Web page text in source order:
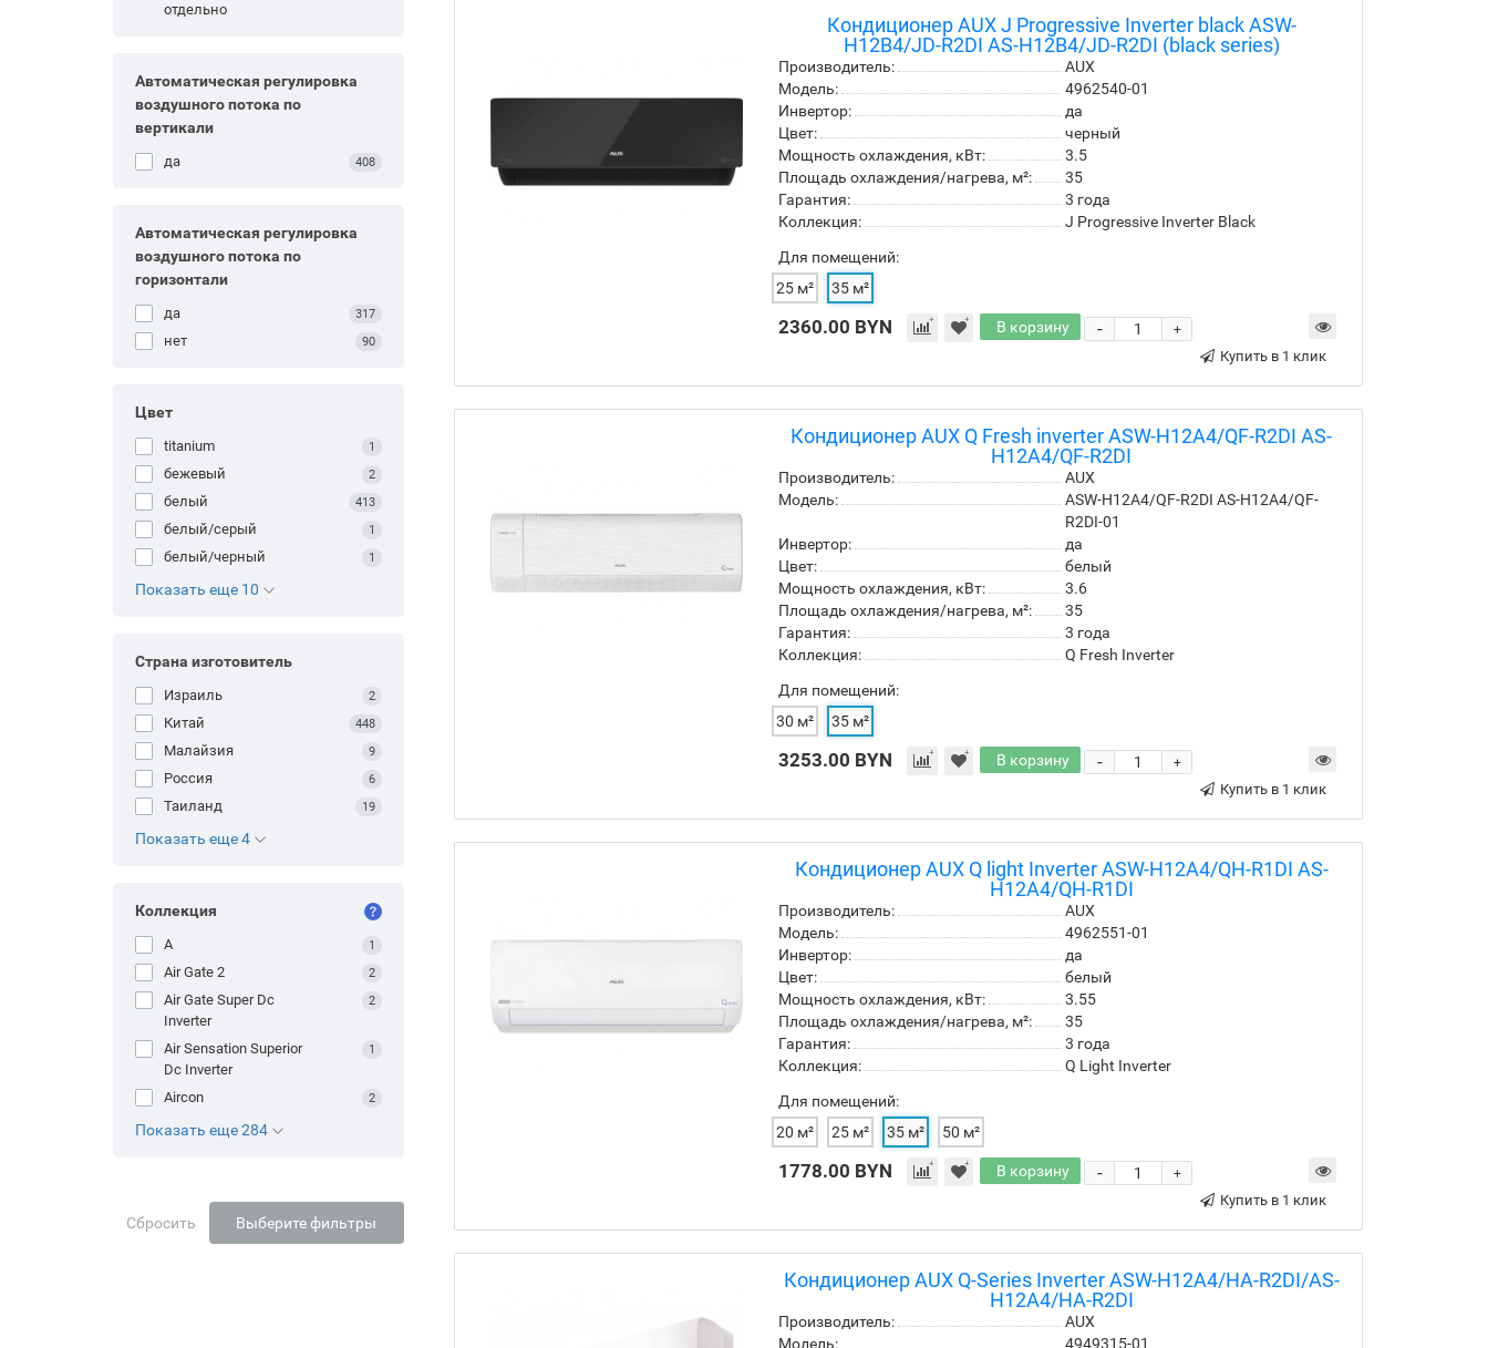
отдельно
Автоматическая регулировка
воздушного потока по
вертикали
да 408
Автоматическая регулировка
воздушного потока по
горизонтали
да 317
нет 90
Цвет
titanium 1
бежевый 2
белый 413
белый/серый 1
белый/черный 1
Показать еще 10
Страна изготовитель
Израиль 2
Китай 448
Малайзия 9
Россия 6
Таиланд 19
Показать еще 4
Коллекция
A 1
Air Gate 2 2
Air Gate Super Dc
Inverter
2
Air Sensation Superior
Dc Inverter
1
Aircon 2
Показать еще 284
Сбросить Выберите фильтры
Кондиционер AUX J Progressive Inverter black ASW-
H12B4/JD-R2DI AS-H12B4/JD-R2DI (black series)
Производитель:
AUX
Модель:
4962540-01
Инвертор:
да
Цвет:
черный
Мощность охлаждения, кВт:
3.5
Площадь охлаждения/нагрева, м²:
35
Гарантия:
3 года
Коллекция:
J Progressive Inverter Black
Для помещений:
25 м²
35 м²
2360.00 BYN +
-
В корзину
Купить в 1 клик
Кондиционер AUX Q Fresh inverter ASW-H12A4/QF-R2DI AS-
H12A4/QF-R2DI
Производитель:
AUX
Модель:
ASW-H12A4/QF-R2DI AS-H12A4/QF-
R2DI-01
Инвертор:
да
Цвет:
белый
Мощность охлаждения, кВт:
3.6
Площадь охлаждения/нагрева, м²:
35
Гарантия:
3 года
Коллекция:
Q Fresh Inverter
Для помещений:
30 м²
35 м²
3253.00 BYN +
-
В корзину
Купить в 1 клик
Кондиционер AUX Q light Inverter ASW-H12A4/QH-R1DI AS-
H12A4/QH-R1DI
Производитель:
AUX
Модель:
4962551-01
Инвертор:
да
Цвет:
белый
Мощность охлаждения, кВт:
3.55
Площадь охлаждения/нагрева, м²:
35
Гарантия:
3 года
Коллекция:
Q Light Inverter
Для помещений:
20 м²
25 м² 35 м² 50 м²
1778.00 BYN +
-
В корзину
Купить в 1 клик
Кондиционер AUX Q-Series Inverter ASW-H12A4/HA-R2DI/AS-
H12A4/HA-R2DI
Производитель:
AUX
Модель:
4949315-01